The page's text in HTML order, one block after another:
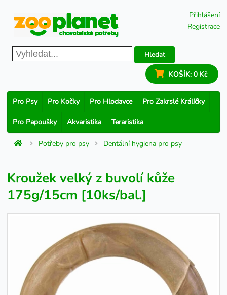
Přihlášení
Registrace
Hledat
KOŠÍK: 0 Kč
Pro Psy Pro Kočky Pro Hlodavce Pro Zakrslé Králíčky
Pro Papoušky Akvaristika Teraristika
Potřeby pro psy Dentální hygiena pro psy
Kroužek velký z buvolí kůže
175g/15cm [10ks/bal.]